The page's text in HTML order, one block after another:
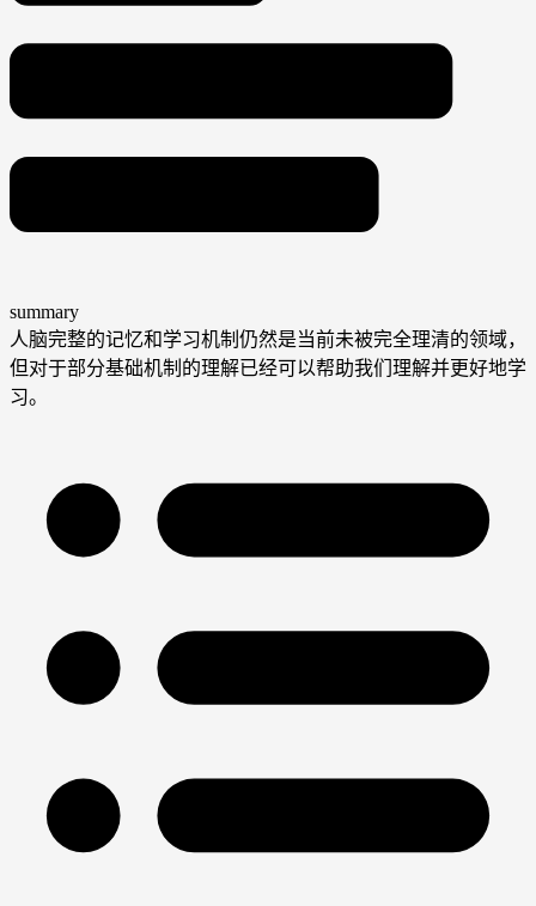
summary
人脑完整的记忆和学习机制仍然是当前未被完全理清的领域，
但对于部分基础机制的理解已经可以帮助我们理解并更好地学
习。